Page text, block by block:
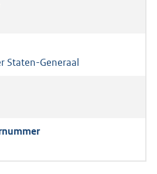
Staten-Generaal